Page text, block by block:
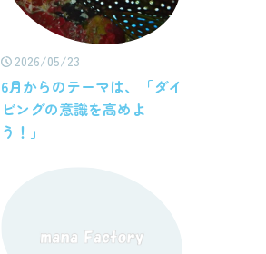
2026/05/23
6月からのテーマは、「ダイ
ビングの意識を高めよ
う！」